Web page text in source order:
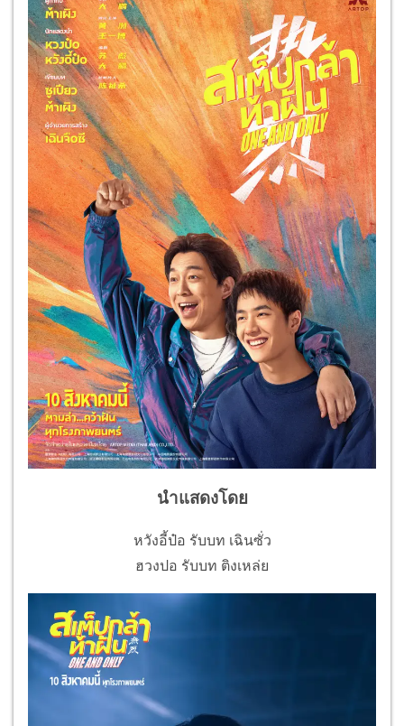
นำแสดงโดย
หวังอี้ป๋อ รับบท เฉินซั่ว
ฮวงปอ รับบท ติงเหล่ย